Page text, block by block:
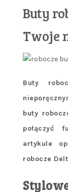
Buty
Twoje
Buty
buty
połączyć
artykule
robocze